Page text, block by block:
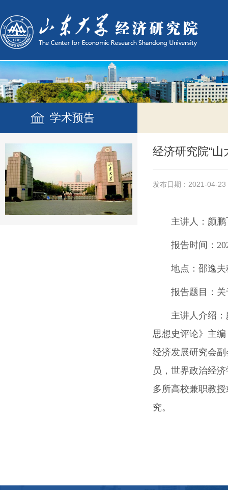
学术预告
经济研究院“
发布日期：2021-04-23
主讲人： 颜鹏
报告时间：
地点： 邵逸
报告题目：
主讲人介绍：
思想史评论》主
经济发展研究会
员，世界政治经
多所高校兼职教
究。